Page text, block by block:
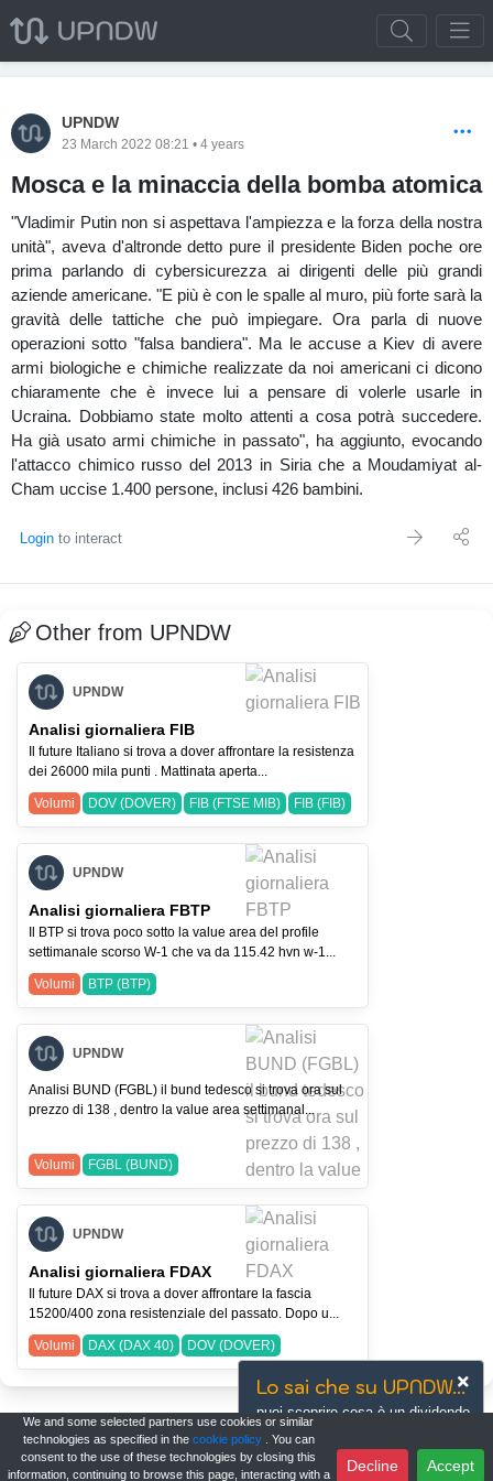
UPNDW
23 March 2022 08:21 • 4 years
Mosca e la minaccia della bomba atomica
"Vladimir Putin non si aspettava l'ampiezza e la forza della nostra
unità", aveva d'altronde detto pure il presidente Biden poche ore
prima parlando di cybersicurezza ai dirigenti delle più grandi
aziende americane. "E più è con le spalle al muro, più forte sarà la
gravità delle tattiche che può impiegare. Ora parla di nuove
operazioni sotto "falsa bandiera". Ma le accuse a Kiev di avere
armi biologiche e chimiche realizzate da noi americani ci dicono
chiaramente che è invece lui a pensare di volerle usarle in
Ucraina. Dobbiamo state molto attenti a cosa potrà succedere.
Ha già usato armi chimiche in passato", ha aggiunto, evocando
l'attacco chimico russo del 2013 in Siria che a Moudamiyat al-
Cham uccise 1.400 persone, inclusi 426 bambini.
Login to interact
Other from UPNDW
UPNDW
Analisi giornaliera FIB
Il future Italiano si trova a dover affrontare la resistenza
dei 26000 mila punti . Mattinata aperta...
Volumi DOV (DOVER) FIB (FTSE MIB) FIB (FIB)
UPNDW
Analisi giornaliera FBTP
Il BTP si trova poco sotto la value area del profile
settimanale scorso W-1 che va da 115.42 hvn w-1...
Volumi BTP (BTP)
UPNDW
Analisi BUND (FGBL) il bund tedesco si trova ora sul
prezzo di 138 , dentro la value area settimanal...
Volumi FGBL (BUND)
UPNDW
Analisi giornaliera FDAX
Il future DAX si trova a dover affrontare la fascia
15200/400 zona resistenziale del passato. Dopo u...
Volumi DAX (DAX 40) DOV (DOVER)
Lo sai che su UPNDW...
puoi scoprire cosa è un dividendo
e come si calcola?
Learn more
We and some selected partners use cookies or similar
technologies as specified in the cookie policy
. You can
consent to the use of these technologies by closing this
information, continuing to browse this page, interacting with a
Decline Accept